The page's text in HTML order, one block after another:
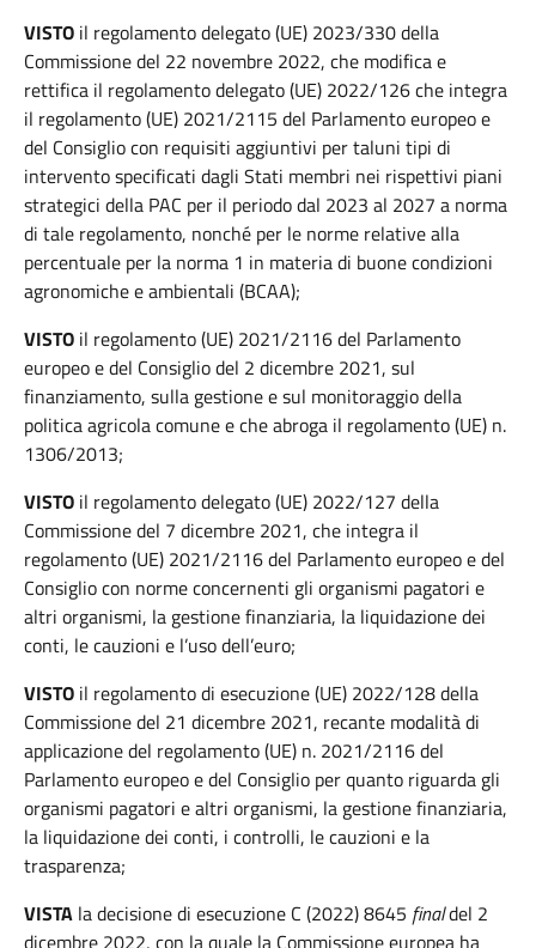
VISTO il regolamento delegato (UE) 2023/330 della
Commissione del 22 novembre 2022, che modifica e
rettifica il regolamento delegato (UE) 2022/126 che integra
il regolamento (UE) 2021/2115 del Parlamento europeo e
del Consiglio con requisiti aggiuntivi per taluni tipi di
intervento specificati dagli Stati membri nei rispettivi piani
strategici della PAC per il periodo dal 2023 al 2027 a norma
di tale regolamento, nonché per le norme relative alla
percentuale per la norma 1 in materia di buone condizioni
agronomiche e ambientali (BCAA);
VISTO il regolamento (UE) 2021/2116 del Parlamento
europeo e del Consiglio del 2 dicembre 2021, sul
finanziamento, sulla gestione e sul monitoraggio della
politica agricola comune e che abroga il regolamento (UE) n.
1306/2013;
VISTO il regolamento delegato (UE) 2022/127 della
Commissione del 7 dicembre 2021, che integra il
regolamento (UE) 2021/2116 del Parlamento europeo e del
Consiglio con norme concernenti gli organismi pagatori e
altri organismi, la gestione finanziaria, la liquidazione dei
conti, le cauzioni e l’uso dell’euro;
VISTO il regolamento di esecuzione (UE) 2022/128 della
Commissione del 21 dicembre 2021, recante modalità di
applicazione del regolamento (UE) n. 2021/2116 del
Parlamento europeo e del Consiglio per quanto riguarda gli
organismi pagatori e altri organismi, la gestione finanziaria,
la liquidazione dei conti, i controlli, le cauzioni e la
trasparenza;
VISTA la decisione di esecuzione C (2022) 8645 finaldel 2
dicembre 2022, con la quale la Commissione europea ha